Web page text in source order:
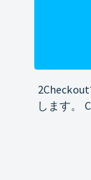
します。